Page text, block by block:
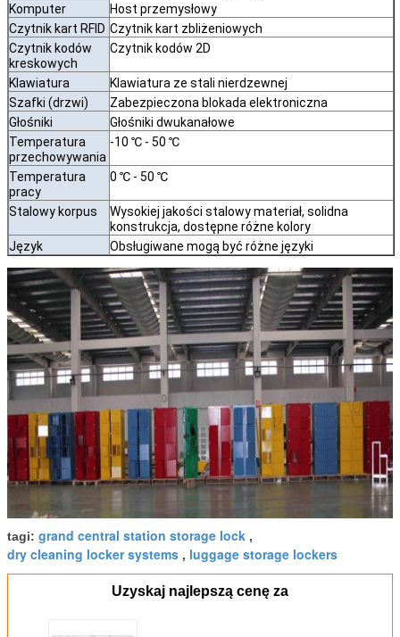
Komputer
Host przemysłowy
Czytnik kart RFID Czytnik kart zbliżeniowych
Czytnik kodów
kreskowych
Czytnik kodów 2D
Klawiatura
Klawiatura ze stali nierdzewnej
Szafki (drzwi)
Zabezpieczona blokada elektroniczna
Głośniki
Głośniki dwukanałowe
Temperatura
przechowywania
-10 ℃ - 50 ℃
Temperatura
pracy
0 ℃ - 50 ℃
Stalowy korpus
Wysokiej jakości stalowy materiał, solidna
konstrukcja, dostępne różne kolory
Język
Obsługiwane mogą być różne języki
tagi: grand central station storage lock ,
dry cleaning locker systems , luggage storage lockers
Uzyskaj najlepszą cenę za